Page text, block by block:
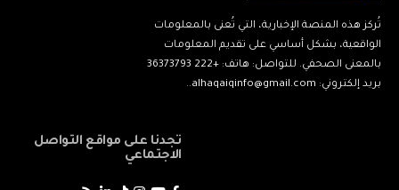
تُركز هذه المنصة الإخبارية، التي تُعنى بالمعلومات
الواقعية، بشكل أساسي على تقديم المعلومات
بالمعنى الصحفي. للتواصل: هاتف: +222 36373793
بريد إلكتروني: alhaqaiqinfo@gmail.com..
تجدنا على مواقع التواصل
الاجتماعي